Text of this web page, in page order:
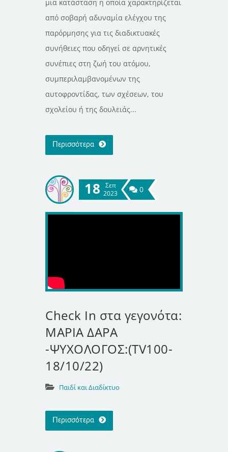
μια κατάσταση η οποία χαρακτηρίζεται
από σοβαρή αδυναμία ελέγχου της
παρόρμησης για τις διαδικτυακές
συνήθειες που οδηγεί σε αρνητικές
συνέπιες στη ζωή του ατόμου,
συμπεριλαμβανομένων της
αυτοφροντίδας, των σχέσεων, του
σχολείου ή της δουλειάς...
Περισσότερα
18
Σεπ
2023
0
Check In στα γεγονότα:
ΜΑΡΙΑ ΔΑΡΑ
-ΨΥΧΟΛΟΓΟΣ:(TV100-
18/10/22)
Παιδί και Διαδίκτυο
Περισσότερα